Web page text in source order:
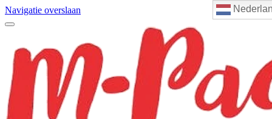
Navigatie overslaan